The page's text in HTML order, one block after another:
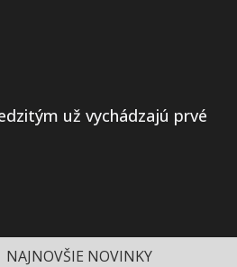
už vychádzajú prvé
NAJNOVŠIE NOVINKY